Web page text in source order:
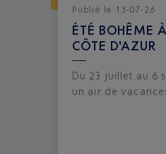
Publié le 13-07-26
ÉTÉ BOHÊME
CÔTE D'AZUR
Du 23 juillet au 6
un air de